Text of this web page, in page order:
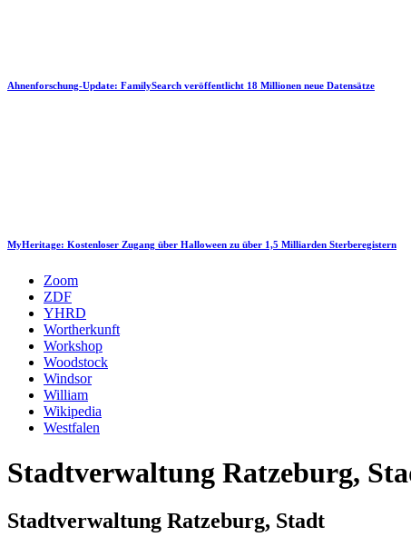
Ahnenforschung-Update: FamilySearch veröffentlicht 18 Millionen neue Datensätze
MyHeritage: Kostenloser Zugang über Halloween zu über 1,5 Milliarden Sterberegistern
Zoom
ZDF
YHRD
Wortherkunft
Workshop
Woodstock
Windsor
William
Wikipedia
Westfalen
Stadtverwaltung Ratzeburg,
Stadtverwaltung Ratzeburg, Stadt